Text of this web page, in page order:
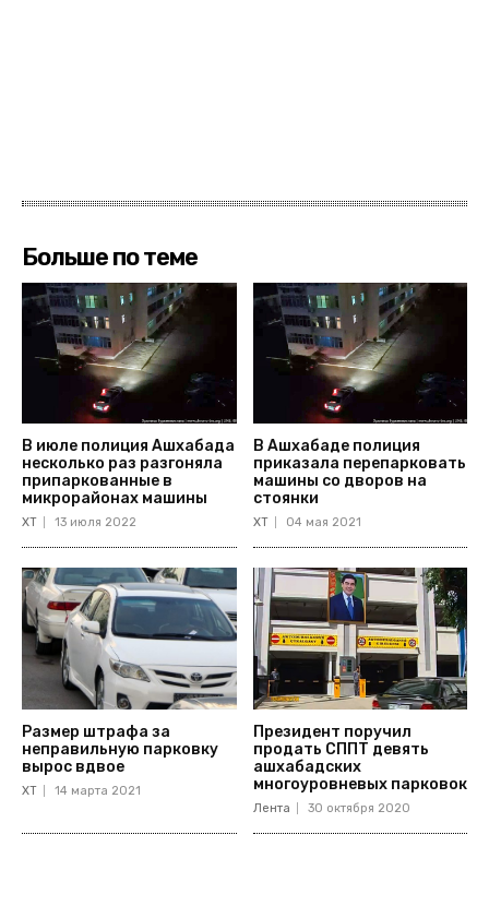
Больше по теме
В июле полиция Ашхабада
несколько раз разгоняла
припаркованные в
микрорайонах машины
ХТ 13 июля 2022
В Ашхабаде полиция
приказала перепарковать
машины со дворов на
стоянки
ХТ 04 мая 2021
Размер штрафа за
неправильную парковку
вырос вдвое
ХТ 14 марта 2021
Президент поручил
продать СППТ девять
ашхабадских
многоуровневых парковок
Лента 30 октября 2020